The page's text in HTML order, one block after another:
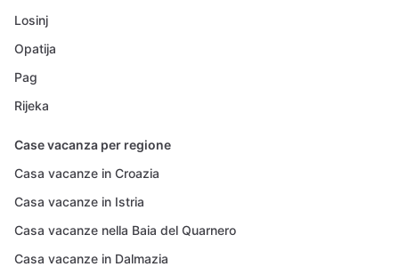
Losinj
Opatija
Pag
Rijeka
Case vacanza per regione
Casa vacanze in Croazia
Casa vacanze in Istria
Casa vacanze nella Baia del Quarnero
Casa vacanze in Dalmazia